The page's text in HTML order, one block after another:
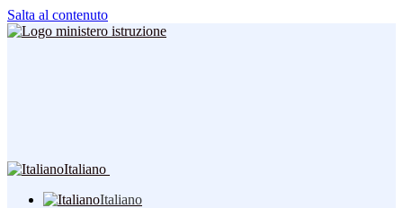
Salta al contenuto
Italiano
Italiano